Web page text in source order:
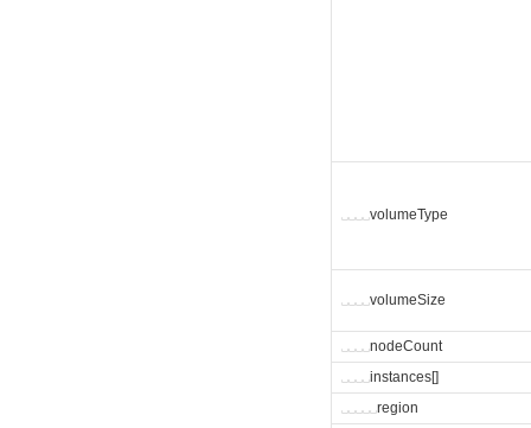
␣␣␣␣volumeType
␣␣␣␣volumeSize
␣␣␣␣nodeCount
␣␣␣␣instances[]
␣␣␣␣␣region